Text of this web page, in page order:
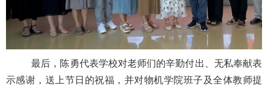
最后， 陈勇代表学校对老师们的辛勤付出、无私奉献表
示感谢，送上节日的祝福，并对物机学院班子及全体教师提